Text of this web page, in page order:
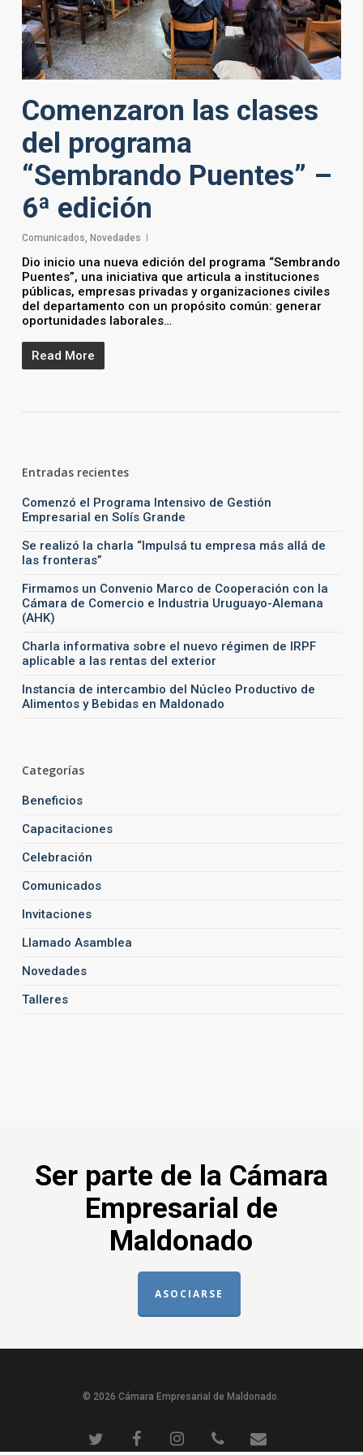
Comenzaron las clases
del programa
“Sembrando Puentes” –
6ª edición
Comunicados Novedades
Dio inicio una nueva edición del programa “Sembrando
Puentes”, una iniciativa que articula a instituciones
públicas, empresas privadas y organizaciones civiles
del departamento con un propósito común: generar
oportunidades laborales…
Read More
Entradas recientes
Comenzó el Programa Intensivo de Gestión
Empresarial en Solís Grande
Se realizó la charla “Impulsá tu empresa más allá de
las fronteras”
Firmamos un Convenio Marco de Cooperación con la
Cámara de Comercio e Industria Uruguayo-Alemana
(AHK)
Charla informativa sobre el nuevo régimen de IRPF
aplicable a las rentas del exterior
Instancia de intercambio del Núcleo Productivo de
Alimentos y Bebidas en Maldonado
Categorías
Beneficios
Capacitaciones
Celebración
Comunicados
Invitaciones
Llamado Asamblea
Novedades
Talleres
Ser parte de la Cámara
Empresarial de
Maldonado
ASOCIARSE
© 2026 Cámara Empresarial de Maldonado.
twitter facebookinstagramphone email